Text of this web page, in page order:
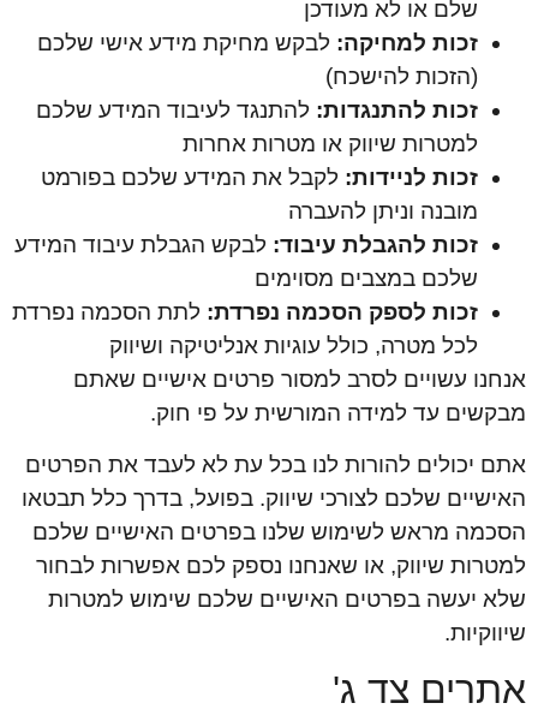
שלם או לא מעודכן
זכות למחיקה: לבקש מחיקת מידע אישי שלכם
(הזכות להישכח)
זכות להתנגדות: להתנגד לעיבוד המידע שלכם
למטרות שיווק או מטרות אחרות
זכות לניידות: לקבל את המידע שלכם בפורמט
מובנה וניתן להעברה
זכות להגבלת עיבוד: לבקש הגבלת עיבוד המידע
שלכם במצבים מסוימים
זכות לספק הסכמה נפרדת: לתת הסכמה נפרדת
לכל מטרה, כולל עוגיות אנליטיקה ושיווק
אנחנו עשויים לסרב למסור פרטים אישיים שאתם
מבקשים עד למידה המורשית על פי חוק.
אתם יכולים להורות לנו בכל עת לא לעבד את הפרטים
האישיים שלכם לצורכי שיווק. בפועל, בדרך כלל תבטאו
הסכמה מראש לשימוש שלנו בפרטים האישיים שלכם
למטרות שיווק, או שאנחנו נספק לכם אפשרות לבחור
שלא יעשה בפרטים האישיים שלכם שימוש למטרות
שיווקיות.
אתרים צד ג'